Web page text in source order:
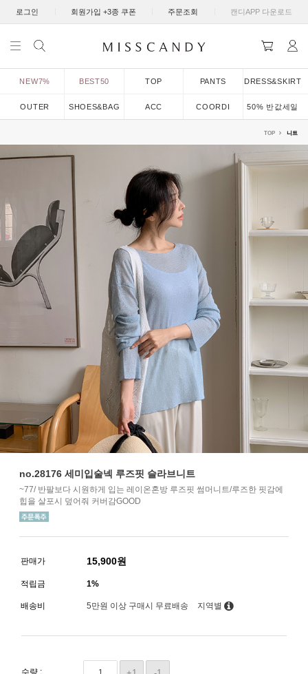
로그인 회원가입 +3종 쿠폰 주문조회 캔디APP 다운로드
NEW7% BEST50 TOP PANTS DRESS&SKIRT
OUTER SHOES&BAG ACC COORDI 50% 반값세일
TOP 니트
no.28176 세미입술넥 루즈핏 슬라브니트
~77/ 반팔보다 시원하게 입는 레이온혼방 루즈핏 썸머니트/루즈한 핏감에
힙을 살포시 덮어줘 커버감GOOD
판매가 15,900원
적립금 1%
배송비 5만원 이상 구매시 무료배송 지역별
수량 :